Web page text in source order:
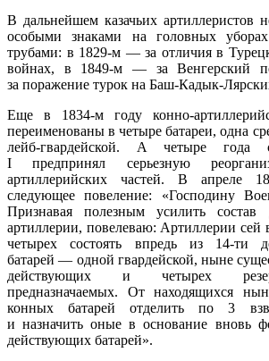
В дальнейшем казачьих артиллеристов
особыми знаками на головных
трубами: в 1829-м — за отличия в
войнах, в 1849-м — за Венгерский
за поражение турок на Баш-Кадык-
Еще в 1834-м году конно-
переименованы в четыре батареи, одна
лейб-гвардейской. А четыре года
I предпринял серьезную
артиллерийских частей. В апреле
следующее повеление: «Господину
Признавая полезным усилить состав
артиллерии, повелеваю: Артиллерии
четырех состоять впредь из 14-ти
батарей — одной гвардейской, ныне
действующих и четырех
предназначаемых. От находящихся
конных батарей отделить по 3
и назначить оные в основание вновь
действующих батарей».